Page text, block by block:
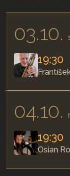
03.10.
19:30
04.10.
19:30
Osian